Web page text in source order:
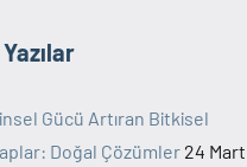
Gücü Artıran Bitkisel
Doğal Çözümler 24 Mart